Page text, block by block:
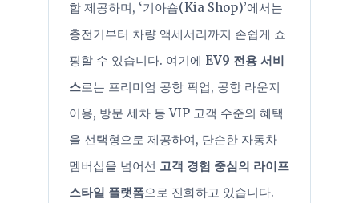
합 제공하며, ‘기아숍(Kia Shop)’에서는
충전기부터 차량 액세서리까지 손쉽게 쇼
핑할 수 있습니다. 여기에 EV9 전용 서비
스로는 프리미엄 공항 픽업, 공항 라운지
이용, 방문 세차 등 VIP 고객 수준의 혜택
을 선택형으로 제공하여, 단순한 자동차
멤버십을 넘어선 고객 경험 중심의 라이프
스타일 플랫폼으로 진화하고 있습니다.